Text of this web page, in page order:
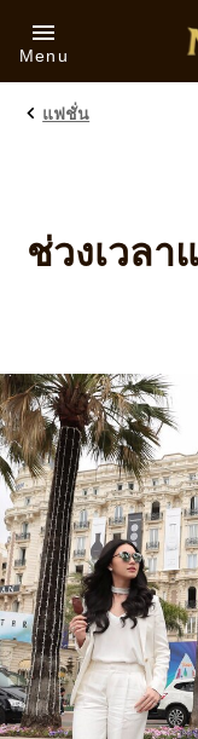
Skip to:
Menu
แฟชั่น
ช่วงเวล